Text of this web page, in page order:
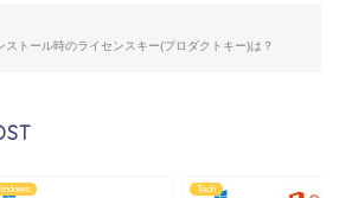
トール時のライセンスキー(プロダクトキー)は？
Tech